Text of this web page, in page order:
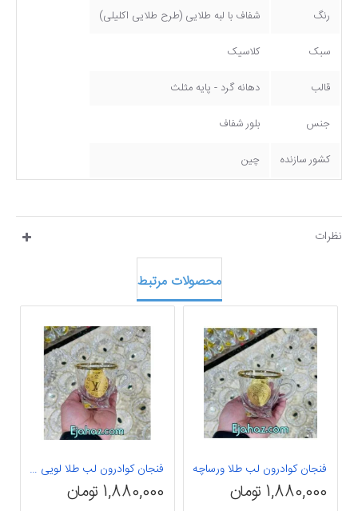
رنگ شفاف با لبه طلایی (طرح طلایی اکلیلی)
سبک کلاسیک
قالب دهانه گرد - پایه مثلث
جنس بلور شفاف
کشور سازنده چین
نظرات
محصولات مرتبط
فنجان کوادرون لب طلا ورساچه
1,880,000 تومان
فنجان کوادرون لب طلا لویی ویتون
1,880,000 تومان